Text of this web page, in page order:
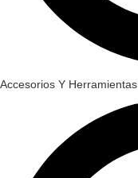
Accesorios Y Herramientas